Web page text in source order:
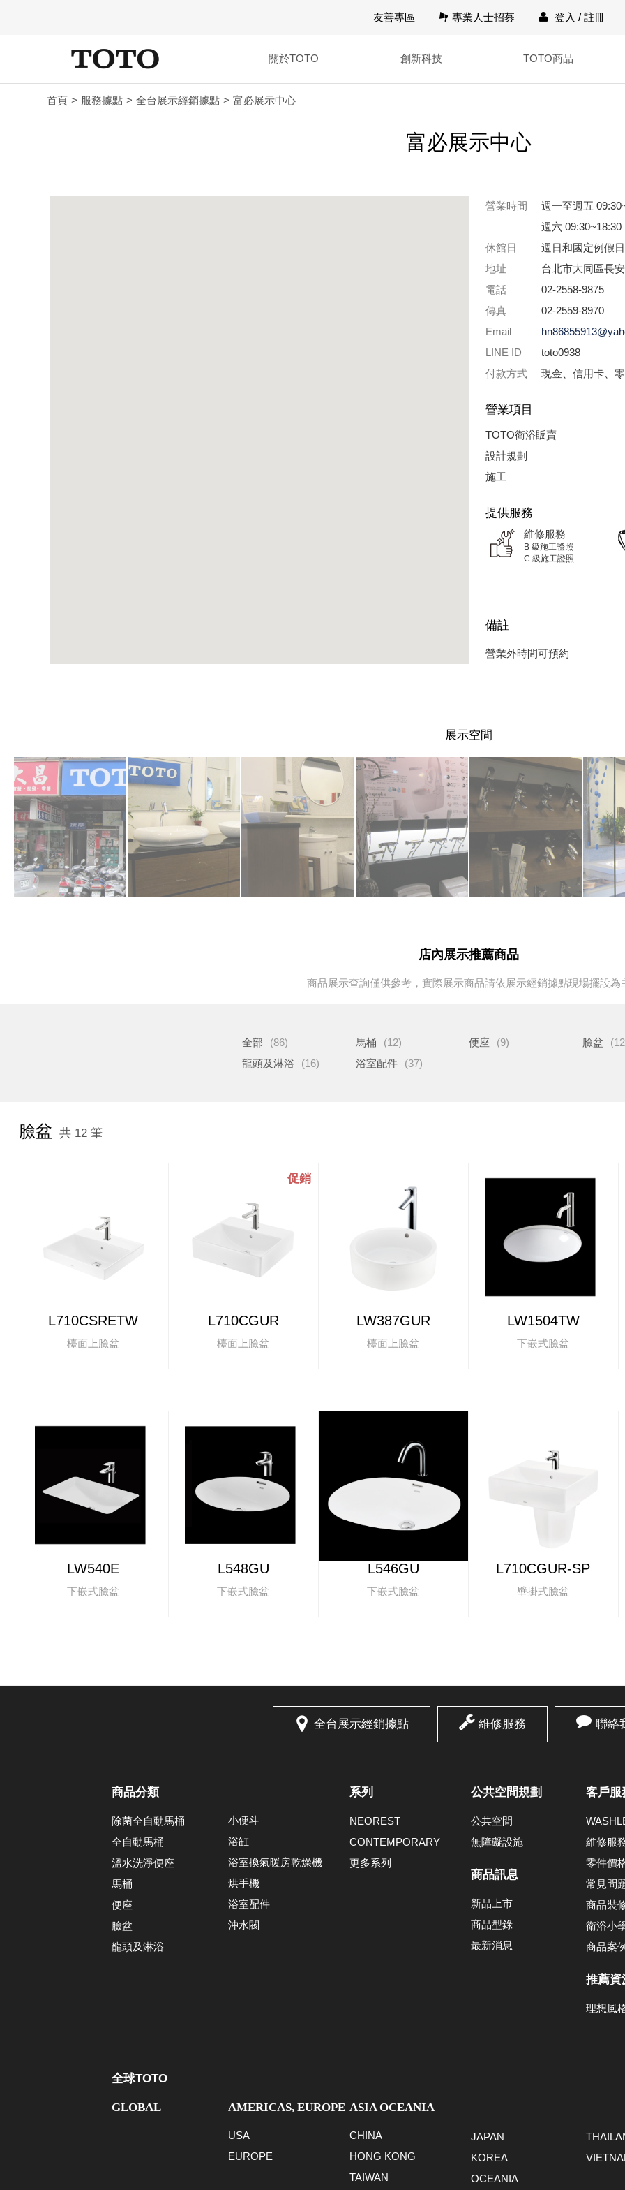
友善專區 專業人士招募 登入 /註冊
關於TOTO 創新科技 TOTO商品
首頁 服務據點 全台展示經銷據點 富必展示中心
富必展示中心
營業時間
週一至週五
週六 09:30~18:30
休館日
週日和國定例假日
地址
台北市大同區長
電話
02-2558-9875
傳真
02-2559-8970
Email
LINE ID
toto0938
付款方式
現金、信用卡、
營業項目
TOTO衛浴販賣
設計規劃
施工
提供服務
維修服務
B 級施工證照
C 級施工證照
備註
營業外時間可預約
展示空間
店內展示推薦商品
商品展示查詢僅供參考，實際展示商品請依展示經銷據點現場擺設為
全部 (86) 馬桶 (12) 便座 (9) 臉盆
龍頭及淋浴
(16) 浴室配件 (37)
臉盆 共 12 筆
L710CSRETW
檯面上臉盆
L710CGUR
檯面上臉盆
LW387GUR
檯面上臉盆
LW1504TW
下嵌式臉盆
LW540E
下嵌式臉盆
L548GU
下嵌式臉盆
L546GU
下嵌式臉盆
L710CGUR-SP
壁掛式臉盆
全台展示經銷據點 維修服務 聯絡
商品分類
除菌全自動馬桶
全自動馬桶
溫水洗淨便座
馬桶
便座
臉盆
龍頭及淋浴
小便斗
浴缸
浴室換氣暖房乾燥機
烘手機
浴室配件
沖水閥
系列
NEOREST
CONTEMPORARY
更多系列
公共空間規劃
公共空間
無障礙設施
商品訊息
新品上市
商品型錄
最新消息
客戶服
維修服
零件價
常見問
商品裝
衛浴小
商品案
推薦資
理想風
全球TOTO
GLOBAL AMERICAS, EUROPE
USA
EUROPE
ASIA OCEANIA
CHINA
HONG KONG
TAIWAN
JAPAN
KOREA
OCEANIA